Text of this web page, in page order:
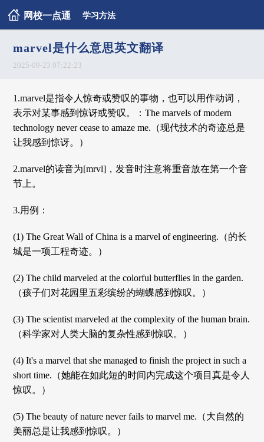
网校一点通 学习方法
marvel是什么意思英文翻译
2025-09-23 07:22:23
1.marvel是指令人惊奇或赞叹的事物，也可以用作动词，
表示对某事感到惊讶或赞叹。：The marvels of modern
technology never cease to amaze me.（现代技术的奇迹总是
让我感到惊讶。）
2.marvel的读音为[mrvl]，发音时注意将重音放在第一个音
节上。
3.用例：
(1) The Great Wall of China is a marvel of engineering.（的长
城是一项工程奇迹。）
(2) The child marveled at the colorful butterflies in the garden.
（孩子们对花园里五彩缤纷的蝴蝶感到惊叹。）
(3) The scientist marveled at the complexity of the human brain.
（科学家对人类大脑的复杂性感到惊叹。）
(4) It's a marvel that she managed to finish the project in such a
short time.（她能在如此短的时间内完成这个项目真是令人
惊叹。）
(5) The beauty of nature never fails to marvel me.（大自然的
美丽总是让我感到惊叹。）